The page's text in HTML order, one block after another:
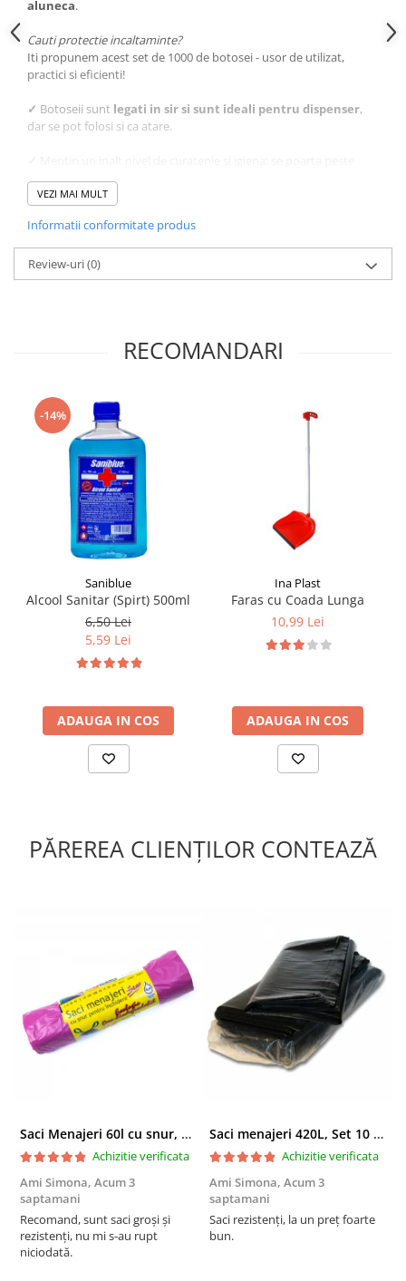
aluneca.
Cauti protectie incaltaminte?
Iti propunem acest set de 1000 de botosei - usor de utilizat,
practici si eficienti!
✓ Botoseii sunt legati in sir si sunt ideali pentru dispenser,
dar se pot folosi si ca atare.
incaltaminte si protejeaza impotriva contaminarii.
Sunt prevazuti cu
spatii ce necesita sa ramana curate.
Comanda ACUM
raport calitate-pret, de la Horeca Trading Distribution!
VEZI MAI MULT
Informatii conformitate produs
Review-uri(0)
RECOMANDARI
-14%
Saniblue
Alcool Sanitar (Spirt) 500ml
6,50 Lei
5,59 Lei
ADAUGA IN COS
Ina Plast
Faras cu Coada Lunga
10,99 Lei
ADAUGA IN COS
PĂREREA CLIENȚILOR CONTEAZĂ
Saci Menajeri 60l cu snur, Roz, 10buc/rola
Achizitie verificata
Ami Simona, Acum 3
saptamani
Recomand, sunt saci groși și
rezistenți, nu mi s-au rupt
niciodată.
Saci menajeri 420L, Set 10 bucati
Achizitie verificata
Ami Simona, Acum 3
saptamani
Saci rezistenți, la un preț foarte
bun.